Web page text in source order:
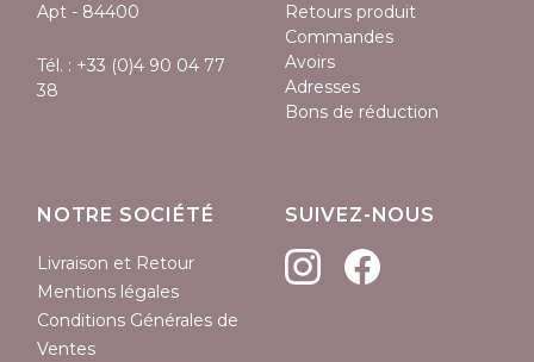
Apt - 84400
Tél. : +33 (0)4 90 04 77
38
Retours produit
Commandes
Avoirs
Adresses
Bons de réduction
NOTRE SOCIÉTÉ
Livraison et Retour
Mentions légales
Conditions Générales de
Ventes
SUIVEZ-NOUS